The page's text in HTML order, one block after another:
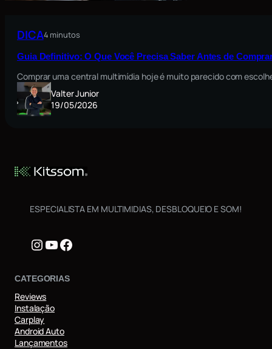
DICA4 minutos
Guia Definitivo: O Que Você Precisa Saber Antes de
Comprar uma central multimídia hoje é muito parecido com
Valter Junior
19/05/2026
ESPECIALISTA EM MULTIMIDIAS, DESBLOQUEIO E SOM!
Instagram
Youtube
Facebook
CATEGORIAS
Reviews
Instalação
Carplay
Android Auto
Lançamentos